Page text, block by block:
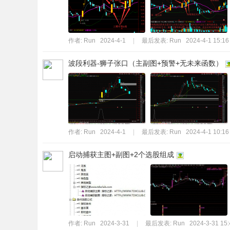
作者: Run 2024-4-1 最后发表: Run 2024-4-1 15:16
波段利器-狮子张口（主副图+预警+无未来函数）
作者: Run 2024-4-1 最后发表: Run 2024-4-1 10:16
启动捕获主图+副图+2个选股组成
作者: Run 2024-3-31 最后发表: Run 2024-3-31